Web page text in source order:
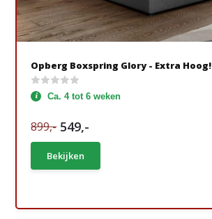
Opberg Boxspring Glory - Extra Hoog!
Ca. 4 tot 6 weken
899,- 549,-
Bekijken